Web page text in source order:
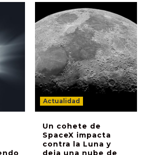
Actualidad
Un cohete de
SpaceX impacta
contra la Luna y
deja una nube de